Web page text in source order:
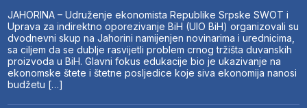
JAHORINA – Udruženje ekonomista Republike Srpske SWOT i
Uprava za indirektno oporezivanje BiH (UIO BiH) organizovali su
dvodnevni skup na Jahorini namijenjen novinarima i urednicima,
sa ciljem da se dublje rasvijetli problem crnog tržišta duvanskih
proizvoda u BiH. Glavni fokus edukacije bio je ukazivanje na
ekonomske štete i štetne posljedice koje siva ekonomija nanosi
budžetu […]